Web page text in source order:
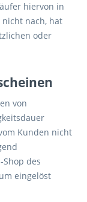
hiervon in
nach, hat
oder
von
Kunden nicht
des
eingelöst